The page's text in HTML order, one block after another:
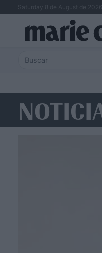
Saturday 8 de August de 2026